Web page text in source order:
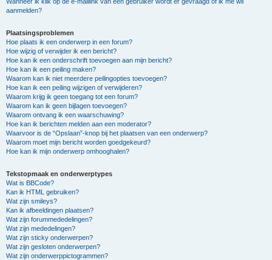
aanmelden?
Plaatsingsproblemen
Hoe plaats ik een onderwerp in een forum?
Hoe wijzig of verwijder ik een bericht?
Hoe kan ik een onderschrift toevoegen aan mijn bericht?
Hoe kan ik een peiling maken?
Waarom kan ik niet meerdere peilingopties toevoegen?
Hoe kan ik een peiling wijzigen of verwijderen?
Waarom krijg ik geen toegang tot een forum?
Waarom kan ik geen bijlagen toevoegen?
Waarom ontvang ik een waarschuwing?
Hoe kan ik berichten melden aan een moderator?
Waarvoor is de “Opslaan”-knop bij het plaatsen van een onderwerp?
Waarom moet mijn bericht worden goedgekeurd?
Hoe kan ik mijn onderwerp omhooghalen?
Tekstopmaak en onderwerptypes
Wat is BBCode?
Kan ik HTML gebruiken?
Wat zijn smileys?
Kan ik afbeeldingen plaatsen?
Wat zijn forummededelingen?
Wat zijn mededelingen?
Wat zijn sticky onderwerpen?
Wat zijn gesloten onderwerpen?
Wat zijn onderwerppictogrammen?